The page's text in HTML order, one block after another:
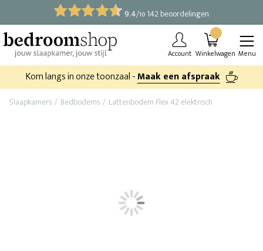
9.4/10 142 beoordelingen
Account Winkelwagen Menu
Kom langs in onze toonzaal -Maak een afspraak
Slaapkamers Bedbodems Lattenbodem Flex 42 elektrisch